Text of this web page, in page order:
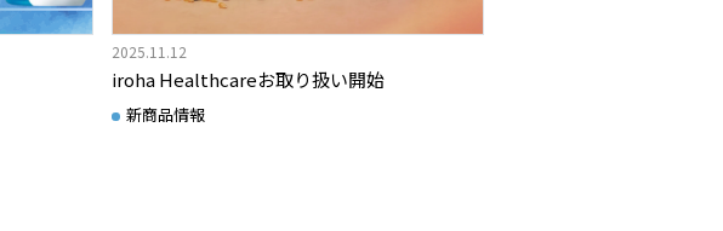
2025.11.12
iroha Healthcareお取り扱い開始
新商品情報